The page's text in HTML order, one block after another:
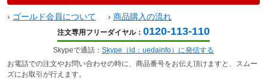
› ゴールド会員について › 商品購入の流れ
注文専用フリーダイヤル： 0120-113-110
Skypeで通話： Skype（id：uedainfo）に発信する
お電話での注文やお問い合わせの時に、商品番号をお伝え頂けますと、スムー
ズにお取引が行えます。